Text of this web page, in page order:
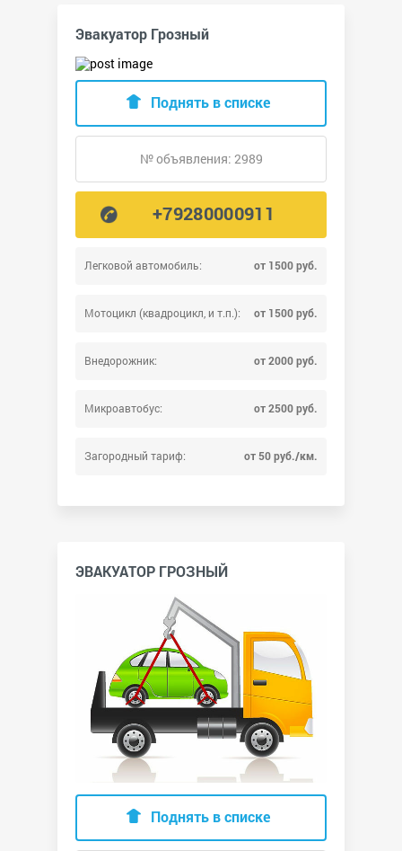
Эвакуатор Грозный
Легковой автомобиль: от 1500 руб.
Мотоцикл (квадроцикл, и т.п.): от 1500 руб.
Внедорожник: от 2000 руб.
Микроавтобус: от 2500 руб.
Загородный тариф: от 50 руб./км.
Поднять в списке
№ объявления: 2989
+79280000911
ЭВАКУАТОР ГРОЗНЫЙ
Поднять в списке